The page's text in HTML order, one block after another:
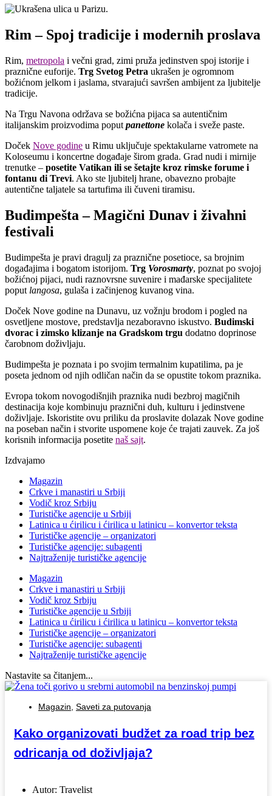
Rim – Spoj tradicije i modernih proslava
Rim, metropola i večni grad, zimi pruža jedinstven spoj istorije i
praznične euforije. Trg Svetog Petra ukrašen je ogromnom
božićnom jelkom i jaslama, stvarajući savršen ambijent za ljubitelje
tradicije.
Na Trgu Navona održava se božićna pijaca sa autentičnim
italijanskim proizvodima poput panettone kolača i sveže paste.
Doček Nove godine u Rimu uključuje spektakularne vatromete na
Koloseumu i koncertne događaje širom grada. Grad nudi i mirnije
trenutke – posetite Vatikan ili se šetajte kroz rimske forume i
fontanu di Trevi. Ako ste ljubitelj hrane, obavezno probajte
autentične taljatele sa tartufima ili čuveni tiramisu.
Budimpešta – Magični Dunav i živahni
festivali
Budimpešta je pravi dragulj za praznične posetioce, sa brojnim
događajima i bogatom istorijom. Trg Vorosmarty, poznat po svojoj
božićnoj pijaci, nudi raznovrsne suvenire i mađarske specijalitete
poput langosa, gulaša i začinjenog kuvanog vina.
Doček Nove godine na Dunavu, uz vožnju brodom i pogled na
osvetljene mostove, predstavlja nezaboravno iskustvo. Budimski
dvorac i zimsko klizanje na Gradskom trgu dodatno doprinose
čarobnom doživljaju.
Budimpešta je poznata i po svojim termalnim kupatilima, pa je
poseta jednom od njih odličan način da se opustite tokom praznika.
Evropa tokom novogodišnjih praznika nudi bezbroj magičnih
destinacija koje kombinuju praznični duh, kulturu i jedinstvene
doživljaje. Iskoristite ovu priliku da proslavite dolazak Nove godine
na poseban način i stvorite uspomene koje će trajati zauvek. Za još
korisnih informacija posetite naš sajt.
Izdvajamo
Magazin
Crkve i manastiri u Srbiji
Vodič kroz Srbiju
Turističke agencije u Srbiji
Latinica u ćirilicu i ćirilica u latinicu – konvertor teksta
Turističke agencije – organizatori
Turističke agencije: subagenti
Najtraženije turističke agencije
Magazin
Crkve i manastiri u Srbiji
Vodič kroz Srbiju
Turističke agencije u Srbiji
Latinica u ćirilicu i ćirilica u latinicu – konvertor teksta
Turističke agencije – organizatori
Turističke agencije: subagenti
Najtraženije turističke agencije
Nastavite sa čitanjem...
Magazin Saveti za putovanja
Kako organizovati budžet za road trip bez
odricanja od doživljaja?
Autor: Travelist